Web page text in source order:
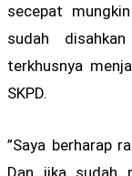
secepat
sudah
terkhusnya
SKPD.
”Saya berharap
Dan jika sudah